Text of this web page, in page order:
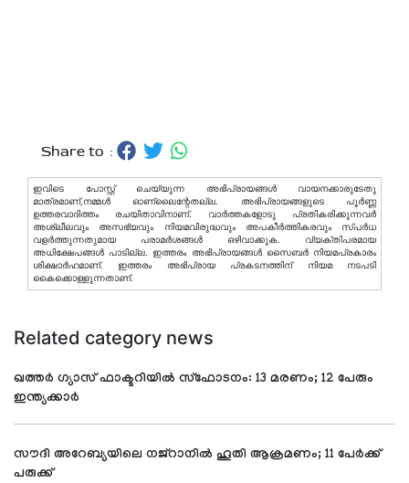
Share to :
ഇവിടെ പോസ്റ്റ് ചെയ്യുന്ന അഭിപ്രായങ്ങള്‍ വായനക്കാരുടേതു
മാത്രമാണ്,നമ്മൾ ഓണ്ലൈന്റേതല്ല. അഭിപ്രായങ്ങളുടെ പൂർണ്ണ
ഉത്തരവാദിത്തം രചയിതാവിനാണ്. വാര്‍ത്തകളോടു പ്രതികരിക്കുന്നവര്‍
അശ്ലീലവും അസഭ്യവും നിയമവിരുദ്ധവും അപകീര്‍ത്തികരവും സ്പര്‍ധ
വളര്‍ത്തുന്നതുമായ പരാമര്‍ശങ്ങള്‍ ഒഴിവാക്കുക. വ്യക്തിപരമായ
അധിക്ഷേപങ്ങള്‍ പാടില്ല. ഇത്തരം അഭിപ്രായങ്ങള്‍ സൈബര്‍ നിയമപ്രകാരം
ശിക്ഷാര്‍ഹമാണ്. ഇത്തരം അഭിപ്രായ പ്രകടനത്തിന് നിയമ നടപടി
കൈക്കൊള്ളുന്നതാണ്.
Related category news
ഖത്തര്‍ ഗ്യാസ് ഫാക്ടറിയില്‍ സ്‌ഫോടനം: 13 മരണം; 12 പേരും
ഇന്ത്യക്കാര്‍
സൗദി അറേബ്യയിലെ നജ്റാനില്‍ ഹൂതി ആക്രമണം; 11 പേര്‍ക്ക്
പരുക്ക്